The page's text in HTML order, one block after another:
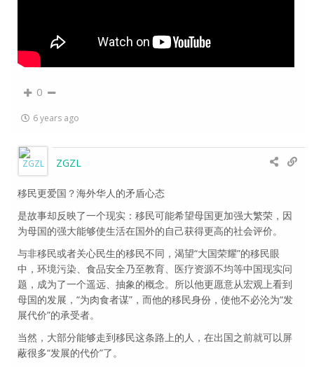
0
6 years ago
ZGZL
移民更爱国？海外华人的矛盾心态
是故事却反映了一个现实：移民可能希望母国更加强大繁荣，因
为母国的强大能够使生活在国外的自己获得更高的社会评价。
与非移民或者关心民生的移民不同，渴望“大国荣耀”的移民眼
中，环境污染、食品安全乃至教育、医疗资源不均等中国现实问
题，成为了一个遥远、抽象的概念。所以他更愿意从宏观上看到
母国的发展，“为肉食者谋”，而他的移民身份，使他不必沦为“发
展代价”的承受者。
当然，大部分能够走到移民这条路上的人，在出国之前就可以屏
蔽很多“发展的代价”了。